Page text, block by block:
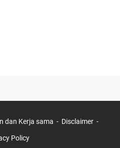
dan Kerja sama Disclaimer
Policy